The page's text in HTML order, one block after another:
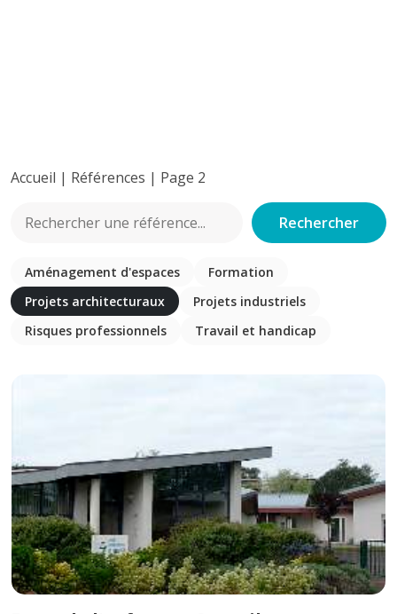
Accueil | Références | Page 2
Rechercher
Aménagement d'espaces
Formation
Projets architecturaux
Projets industriels
Risques professionnels
Travail et handicap